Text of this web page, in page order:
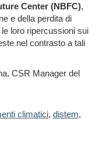
Center (NBFC),
e della perdita di
loro ripercussioni sui
nel contrasto a tali
CSR Manager del
climatici, distem,